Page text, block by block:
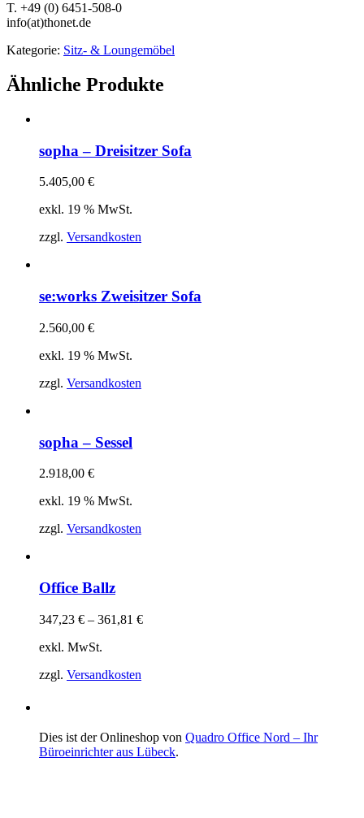
T. +49 (0) 6451-508-0
info(at)thonet.de
Kategorie: Sitz- & Loungemöbel
Ähnliche Produkte
sopha – Dreisitzer Sofa
5.405,00 €
exkl. 19 % MwSt.
zzgl. Versandkosten
se:works Zweisitzer Sofa
2.560,00 €
exkl. 19 % MwSt.
zzgl. Versandkosten
sopha – Sessel
2.918,00 €
exkl. 19 % MwSt.
zzgl. Versandkosten
Office Ballz
347,23 € – 361,81 €
exkl. MwSt.
zzgl. Versandkosten
Dies ist der Onlineshop von Quadro Office Nord – Ihr
Büroeinrichter aus Lübeck.